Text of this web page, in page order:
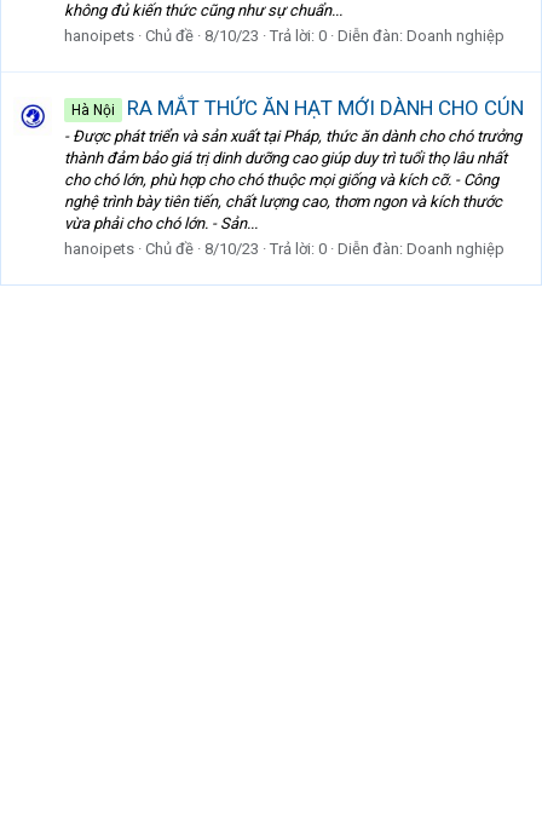
không đủ kiến thức cũng như sự chuẩn...
hanoipets Chủ đề 8/10/23 Trả lời: 0 Diễn đàn: Doanh nghiệp
Hà Nội RA MẮT THỨC ĂN HẠT MỚI DÀNH CHO CÚN
- Được phát triển và sản xuất tại Pháp, thức ăn dành cho chó trưởng
thành đảm bảo giá trị dinh dưỡng cao giúp duy trì tuổi thọ lâu nhất
cho chó lớn, phù hợp cho chó thuộc mọi giống và kích cỡ. - Công
nghệ trình bày tiên tiến, chất lượng cao, thơm ngon và kích thước
vừa phải cho chó lớn. - Sản...
hanoipets Chủ đề 8/10/23 Trả lời: 0 Diễn đàn: Doanh nghiệp